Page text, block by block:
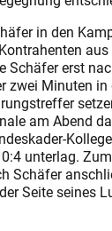
in den
Schäfer erst
zwei Minuten in
am Abend
unterlag.
Schäfer
Seite seines